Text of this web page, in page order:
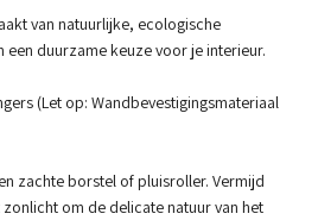
van natuurlijke, ecologische
duurzame keuze voor je interieur.
(Let op: Wandbevestigingsmateriaal
zachte borstel of pluisroller. Vermijd
om de delicate natuur van het